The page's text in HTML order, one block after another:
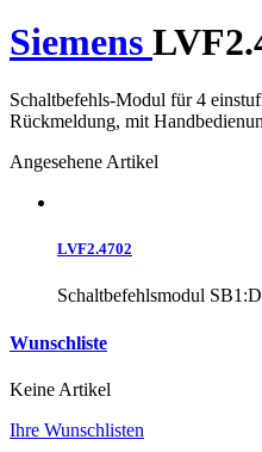
Siemens
Schaltbefehls-Modul für 4
Rückmeldung, mit
Angesehene Artikel
LVF2.4702
Schaltbefehlsmodul
Wunschliste
Keine Artikel
Ihre Wunschlisten